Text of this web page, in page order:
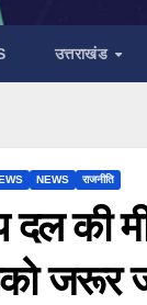
उत्तराखंड
NEWS राजनीति
दल की
जरूर